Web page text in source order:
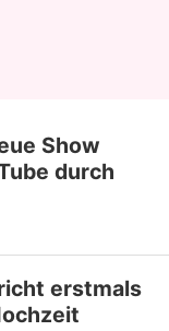
Show
durch
erstmals